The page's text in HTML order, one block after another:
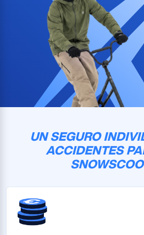
UN SEGURO
ACCIDENTES